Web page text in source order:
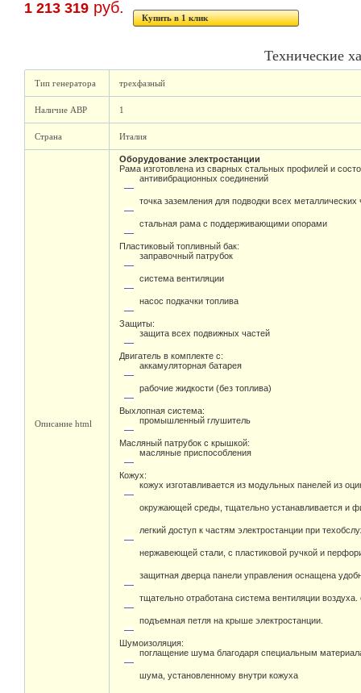
1 213 319 руб.
Купить в 1 клик
Технические
Тип генератора трехфазный
Наличие АВР 1
Страна Италия
Описание html
Оборудование электростанции
Рама изготовлена из сварных стальных профилей и
антивибрационных соединений
точка заземления для подводки всех
стальная рама с поддерживающими опорами
Пластиковый топливный бак:
заправочный патрубок
система вентиляции
насос подкачки топлива
Защиты:
защита всех подвижных частей
Двигатель в комплекте с:
аккамуляторная батарея
рабочие жидкости (без топлива)
Выхлопная система:
промышленный глушитель
Масляный патрубок с крышкой:
масляные приспособления
Кожух:
кожух изготавливается из модульных панелей из
окружающей среды, тщательно устанавливается и
легкий доступ к частям электростанции при
нержавеющей стали, с пластиковой ручкой и
защитная дверца панели управления оснащена
тщательно отработана система вентиляции
подъемная петля на крыше электростанции.
Шумоизоляция:
поглащение шума благодаря специальным
шума, установленному внутри кожуха